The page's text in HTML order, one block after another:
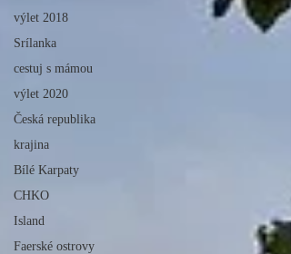
výlet 2018
Srílanka
cestuj s mámou
výlet 2020
Česká republika
krajina
Bílé Karpaty
CHKO
Island
Faerské ostrovy